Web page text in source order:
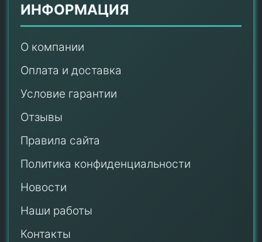
ИНФОРМАЦИЯ
О компании
Оплата и доставка
Условие гарантии
Отзывы
Правила сайта
Политика конфиденциальности
Новости
Наши работы
Контакты